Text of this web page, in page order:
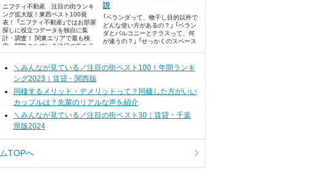
ニフティ不動産 注目の街ランキ
ング拡大版！東西ベスト100発
表！ 「ニフティ不動産」ではお部屋
探しに役立つデータを独自に集
計・調査！ 関東エリアで最も検
索・閲覧されている注目の街をラ
ンキング形式でまとめました。
説
「ベランダって、物干し目的以外で
どんな使い方があるの？」 「ベラン
ダとバルコニーとテラスって、何
が違うの？」 「せっかくのスペース
りを重視している方は多いです
が、意外とみんな「ベランダ」につ
でしょうか。
＼みんなが見ている／注目の街ベスト100！年間ランキ
ング2023｜賃貸・関西版
同棲するメリット・デメリットって？同棲した方がいい
カップルは？先輩のリアルな声を紹介
＼みんなが見ている／注目の街ベスト30｜賃貸・千葉
県版2024
TOPへ